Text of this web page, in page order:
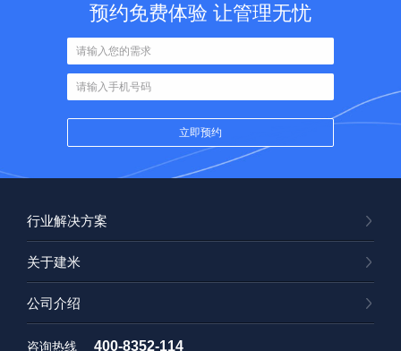
预约免费体验 让管理无忧
行业解决方案
关于建米
公司介绍
咨询热线 400-8352-114